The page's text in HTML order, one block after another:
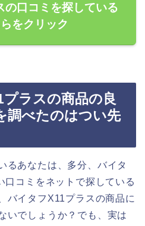
の口コミを探している
をクリック
ラスの商品の良
調べたのはつい先
るあなたは、多分、バイタ
口コミをネットで探している
バイタフX11プラスの商品に
いでしょうか？でも、実は